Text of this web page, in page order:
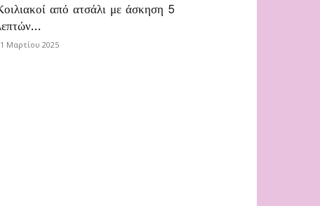
από ατσάλι με άσκηση 5
Μαρτίου 2025